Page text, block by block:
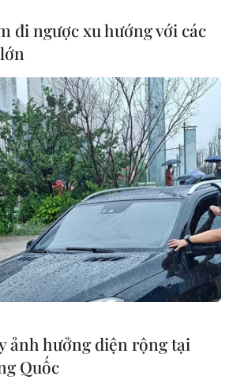
Định đánh bại SHB Đà
đấu thứ 13, Câu lạc bộ Dược Nam
kéo dài chuỗi trận bất bại trên
đánh bại Câu lạc bộ SHB Đà
đi ngược xu hướng với các
ảnh hưởng diện rộng tại
Quốc